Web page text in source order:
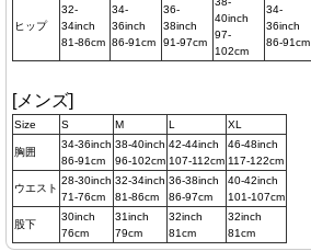
ヒップ
32-
34inch
81-86cm
34-
36inch
86-91cm
36-
38inch
91-97cm
40inch
97-
102cm
34-
36inch
86-91cm
[メンズ]
Size S M L XL
胸囲
34-36inch
86-91cm
38-40inch
96-102cm
42-44inch
107-112cm
46-48inch
117-122cm
ウエスト
28-30inch
71-76cm
32-34inch
81-86cm
36-38inch
86-97cm
40-42inch
101-107cm
股下
30inch
76cm
31inch
79cm
32inch
81cm
32inch
81cm